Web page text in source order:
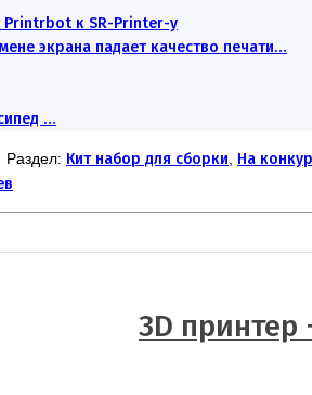
Printrbot к SR-Printer-у
экрана падает качество печати…
…
Кит набор для сборки На
3D принтер